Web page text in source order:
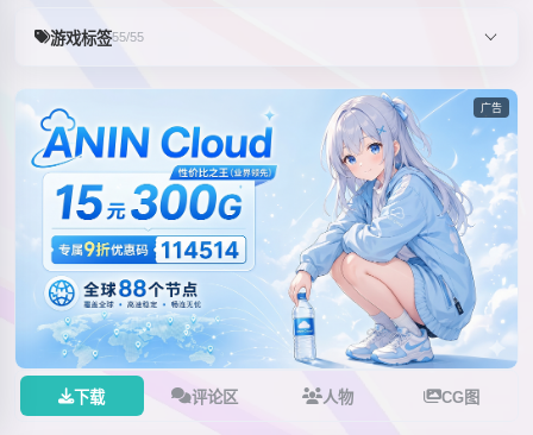
游戏标签55/55
广告
下载 评论区 人物 CG图